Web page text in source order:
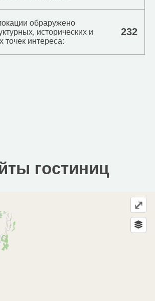
обраружено
исторических и
точек интереса:
232
гостиниц
гостиниц
станция (13)
зарядная станция (1)
(5)
(92)
⤢